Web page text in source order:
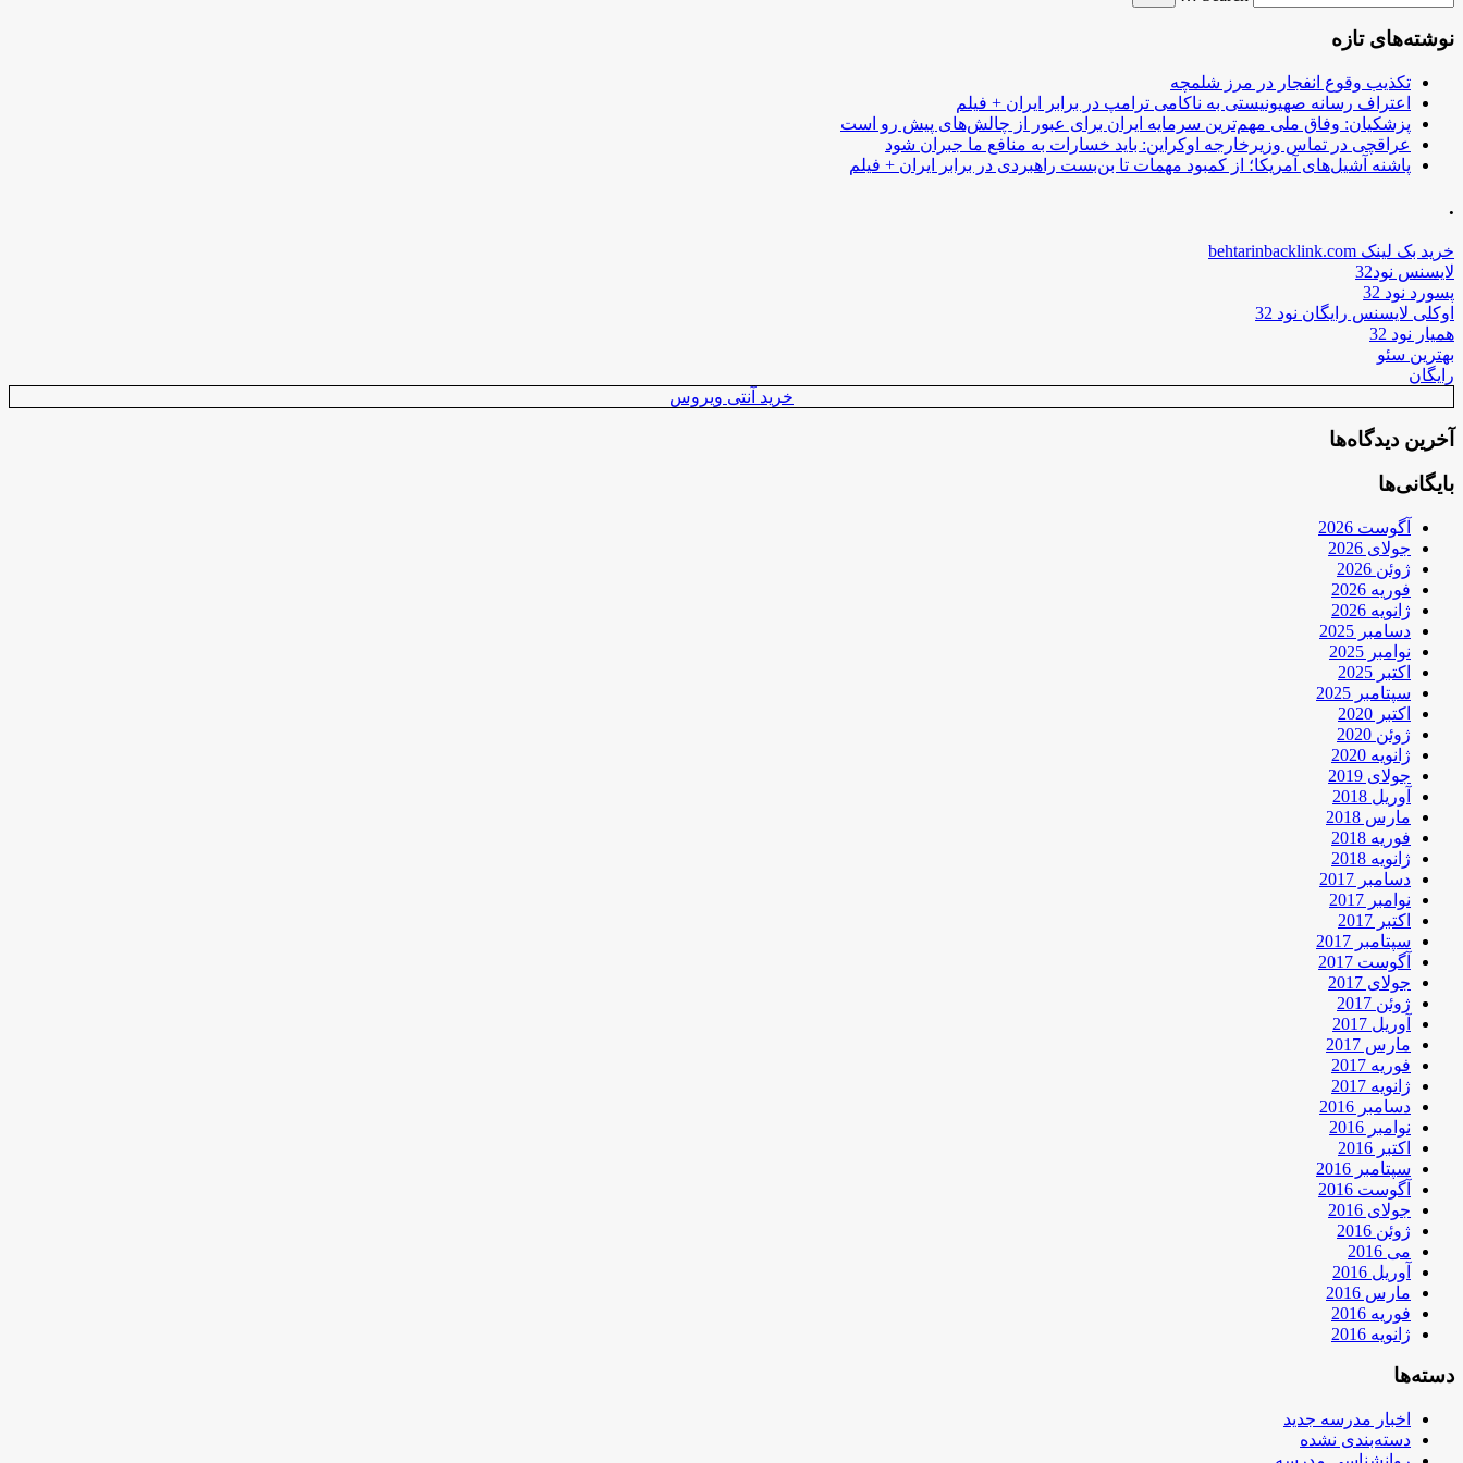
نوشته‌های تازه
تکذیب وقوع انفجار در مرز شلمچه
اعتراف رسانه صهیونیستی به ناکامی ترامپ در برابر ایران + فیلم
پزشکیان: وفاق ملی مهم‌ترین سرمایه ایران برای عبور از چالش‌های پیش رو است
عراقچی در تماس وزیرخارجه اوکراین: باید خسارات به منافع ما جبران شود
پاشنه آشیل‌های آمریکا؛ از کمبود مهمات تا بن‌بست راهبردی در برابر ایران + فیلم
.
خرید بک لینک behtarinbacklink.com
لایسنس نود32
پسورد نود 32
اوکلی لایسنس رایگان نود 32
همیار نود 32
بهترین سئو
رایگان
خرید آنتی ویروس
آخرین دیدگاه‌ها
بایگانی‌ها
آگوست 2026
جولای 2026
ژوئن 2026
فوریه 2026
ژانویه 2026
دسامبر 2025
نوامبر 2025
اکتبر 2025
سپتامبر 2025
اکتبر 2020
ژوئن 2020
ژانویه 2020
جولای 2019
آوریل 2018
مارس 2018
فوریه 2018
ژانویه 2018
دسامبر 2017
نوامبر 2017
اکتبر 2017
سپتامبر 2017
آگوست 2017
جولای 2017
ژوئن 2017
آوریل 2017
مارس 2017
فوریه 2017
ژانویه 2017
دسامبر 2016
نوامبر 2016
اکتبر 2016
سپتامبر 2016
آگوست 2016
جولای 2016
ژوئن 2016
می 2016
آوریل 2016
مارس 2016
فوریه 2016
ژانویه 2016
دسته‌ها
اخبار مدرسه جدید
دسته‌بندی نشده